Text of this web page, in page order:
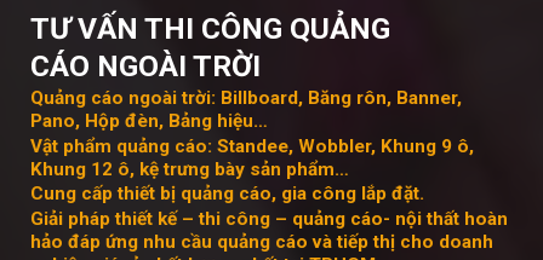
TƯ VẤN THI CÔNG QUẢNG
CÁO NGOÀI TRỜI
Quảng cáo ngoài trời: Billboard, Băng rôn, Banner,
Pano, Hộp đèn, Bảng hiệu…
Vật phẩm quảng cáo: Standee, Wobbler, Khung 9 ô,
Khung 12 ô, kệ trưng bày sản phẩm…
Cung cấp thiết bị quảng cáo, gia công lắp đặt.
Giải pháp thiết kế – thi công – quảng cáo- nội thất hoàn
hảo đáp ứng nhu cầu quảng cáo và tiếp thị cho doanh